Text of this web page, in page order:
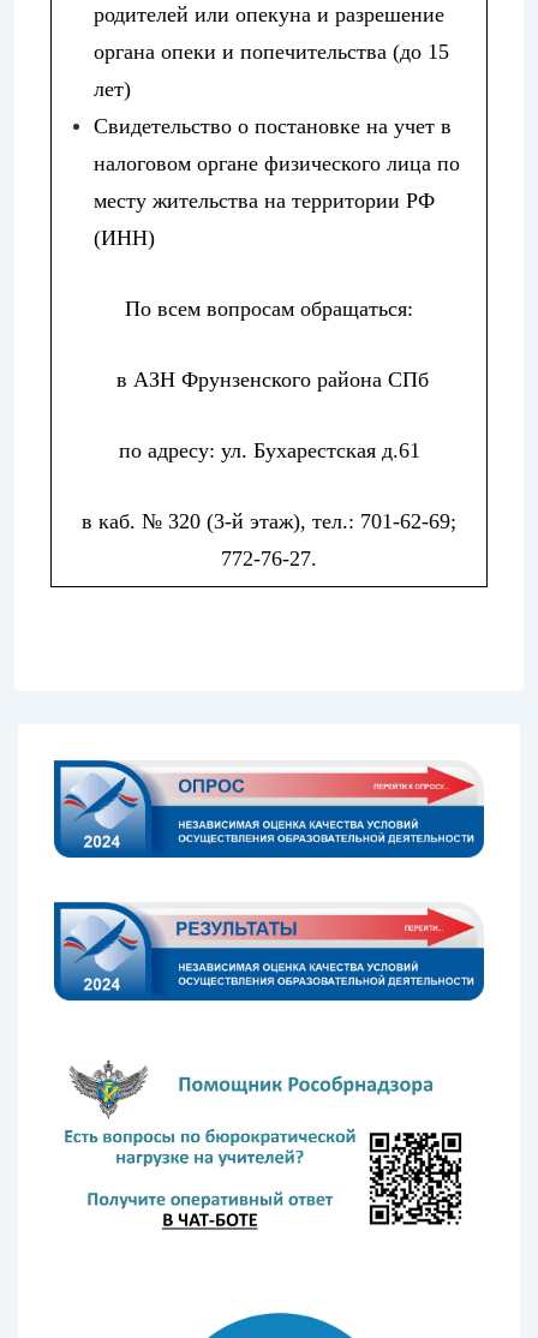
родителей или опекуна и разрешение
органа опеки и попечительства (до 15
лет)
Свидетельство о постановке на учет в
налоговом органе физического лица по
месту жительства на территории РФ
(ИНН)
По всем вопросам обращаться:
в АЗН Фрунзенского района СПб
по адресу: ул. Бухарестская д.61
в каб. № 320 (3-й этаж), тел.: 701-62-69;
772-76-27.